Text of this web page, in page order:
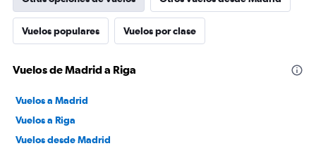
Vuelos populares Vuelos por clase
Vuelos de Madrid a Riga
Vuelos a Madrid
Vuelos a Riga
Vuelos desde Madrid